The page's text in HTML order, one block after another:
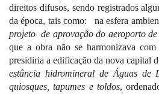
direitos difusos, sendo registrados
da época, tais como:
na esfera
projeto de aprovação do aeroporto
que a obra não se harmonizava com
presidiria a edificação da nova capital
estância hidromineral de Águas de
quiosques, tapumes e toldos,